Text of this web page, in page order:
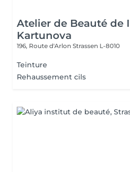
Atelier de Beauté de
Kartunova
196, Route d'Arlon Strassen L-8010
Teinture
Rehaussement cils